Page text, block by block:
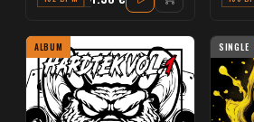
ALBUM SINGLE